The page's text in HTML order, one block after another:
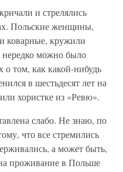
и стрелялись
Польские женщины,
коварные, кружили
можно было
о том, как какой-нибудь
в шестьдесят лет на
хористке из «Ревю».
слабо. Не знаю, по
что все стремились
а может быть,
проживание в Польше